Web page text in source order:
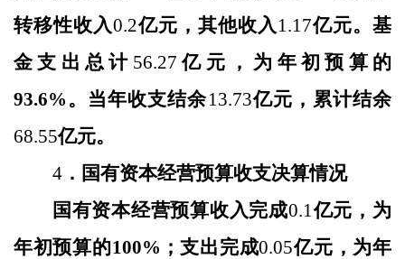
转移性收入0.2亿元，其他收入1.17亿元。基
金支出总计 56.27 亿元， 为年初预算的
93.6%。 当年收支结余13.73亿元，累计结余
68.55亿元。
4．国有资本经营预算收支决算情况
国有资本经营预算收入完成0.1亿元 ，为
年初预算的100% ；支出完成0.05亿元， 为年